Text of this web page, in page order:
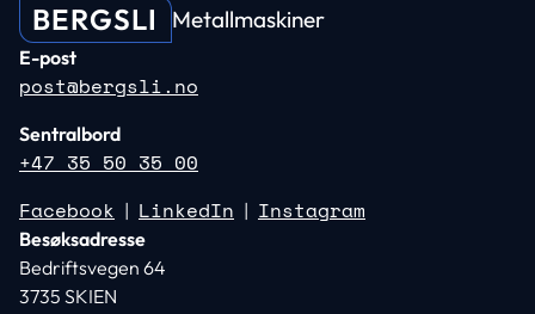
BERGSLI Metallmaskiner
E-post
post@bergsli.no
Sentralbord
+47 35 50 35 00
Facebook | LinkedIn | Instagram
Besøksadresse
Bedriftsvegen 64
3735 SKIEN